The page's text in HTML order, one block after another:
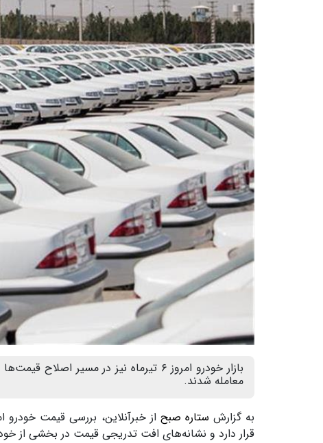
بازار خودرو امروز ۶ تیرماه نیز در
معامله شدند.
به گزارش ستاره صبح
قرار دارد و نشانه‌های افت تدریجی قیمت در بخشی از